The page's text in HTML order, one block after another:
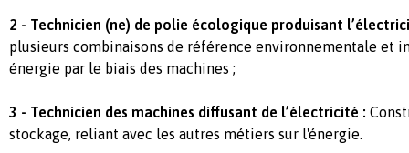
2 - Technicien (ne) de polie écologique produisant
plusieurs combinaisons de référence environnementale et
énergie par le biais des machines ;
3 - Technicien des machines diffusant de l’électricité :
stockage, reliant avec les autres métiers sur l'énergie.